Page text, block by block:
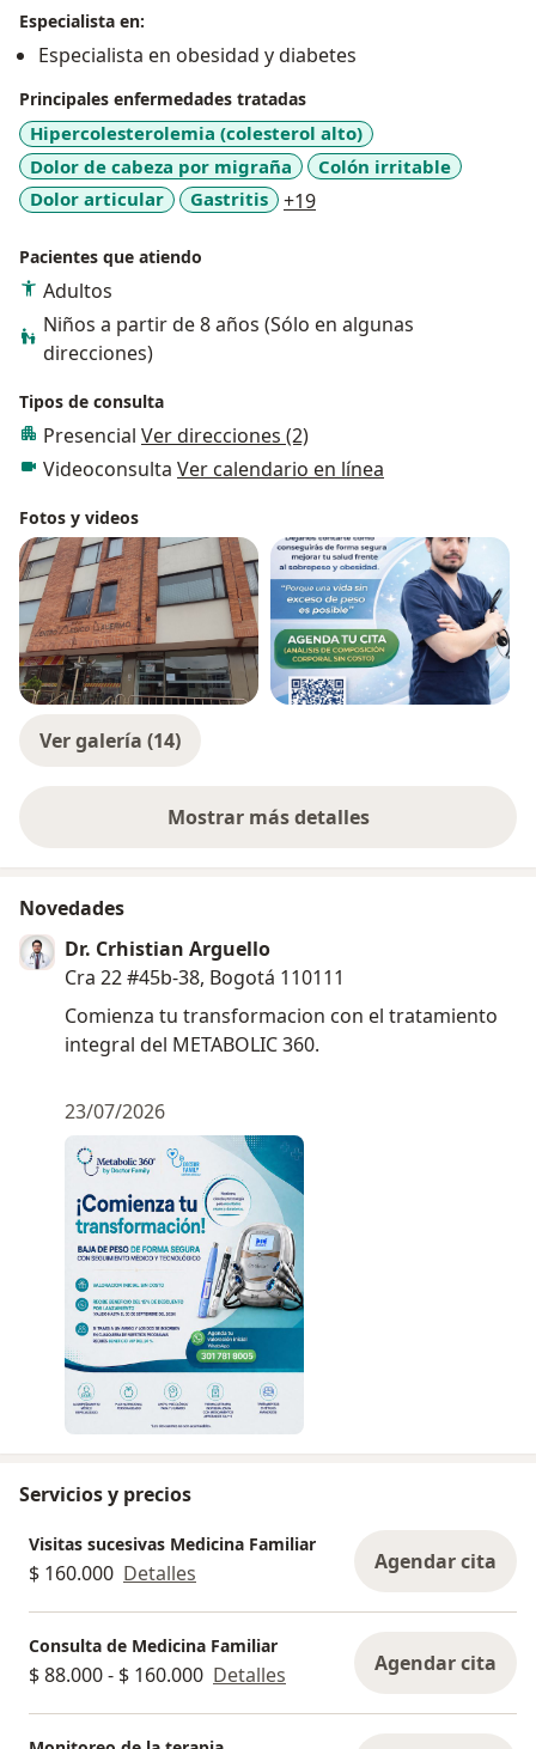
Especialista en:
Especialista en obesidad y diabetes
Principales enfermedades tratadas
Hipercolesterolemia (colesterol alto)
Dolor de cabeza por migraña
Colón irritable
Dolor articular
Gastritis +19a11y_sr_more_diseases
Pacientes que atiendo
Adultos
Niños a partir de 8 años (Sólo en algunas
direcciones)
Tipos de consulta
Presencial Ver direcciones (2)
Videoconsulta Ver calendario en línea
Fotos y videos
Ver galería (14)
Mostrar más detalles
sobre la experiencia
Novedades
Dr. Crhistian Arguello
Cra 22 #45b-38, Bogotá 110111
Comienza tu transformacion con el tratamiento
integral del METABOLIC 360.
23/07/2026
Servicios y precios
Visitas sucesivas Medicina Familiar
$ 160.000 Detalles Agendar cita
Consulta de Medicina Familiar
$ 88.000 - $ 160.000 Detalles Agendar cita